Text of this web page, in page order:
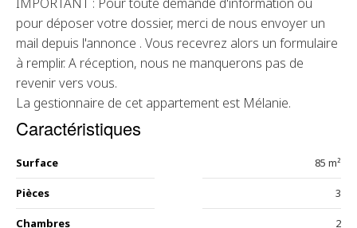
pour déposer votre dossier, merci de nous envoyer un
mail depuis l'annonce . Vous recevrez alors un formulaire
à remplir. A réception, nous ne manquerons pas de
revenir vers vous.
La gestionnaire de cet appartement est Mélanie.
Caractéristiques
Surface 85 m²
Pièces 3
Chambres 2